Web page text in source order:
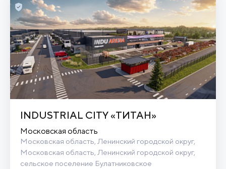
INDUSTRIAL CITY «ТИТАН»
Московская область
Московская область, Ленинский городской округ,
Московская область, Ленинский городской округ,
сельское поселение Булатниковское